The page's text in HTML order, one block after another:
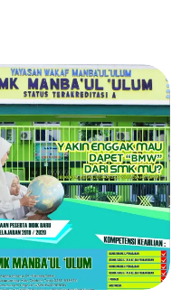
jangan sampai